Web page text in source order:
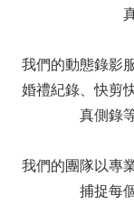
我們的動態錄影
婚禮紀錄、快剪
真側錄
我們的團隊以專
捕捉每